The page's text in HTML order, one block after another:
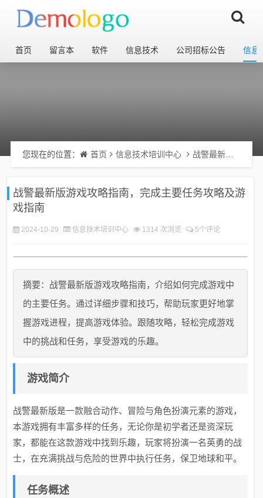
首页 留言本 软件 信息技术 公司招标公告 信息
您现在的位置： 首页 信息技术培训中心 战警最新版游戏攻略指南，完成主要任务攻略及游戏指南
战警最新版游戏攻略指南，完成主要任务攻略及游
戏指南
2024-10-29 信息技术培训中心 1314 次浏览 5个评论
摘要：战警最新版游戏攻略指南，介绍如何完成游戏中
的主要任务。通过详细步骤和技巧，帮助玩家更好地掌
握游戏进程，提高游戏体验。跟随攻略，轻松完成游戏
中的挑战和任务，享受游戏的乐趣。
游戏简介
战警最新版是一款融合动作、冒险与角色扮演元素的游戏，
本游戏拥有丰富多样的任务，无论你是初学者还是资深玩
家，都能在这款游戏中找到乐趣，玩家将扮演一名英勇的战
士，在充满挑战与危险的世界中执行任务，保卫地球和平。
任务概述